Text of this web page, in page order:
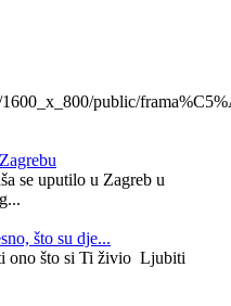
1600_x_800/public/
se uputilo u Zagreb u
što su dje...
ono što si Ti živio Ljubiti